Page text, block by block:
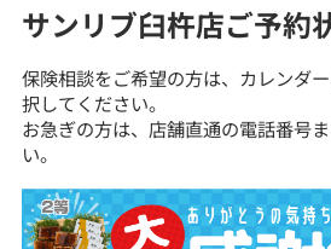
サンリブ臼杵店ご予約
保険相談をご希望の方は、カレンダ
択してください。
お急ぎの方は、店舗直通の電話番号
い。